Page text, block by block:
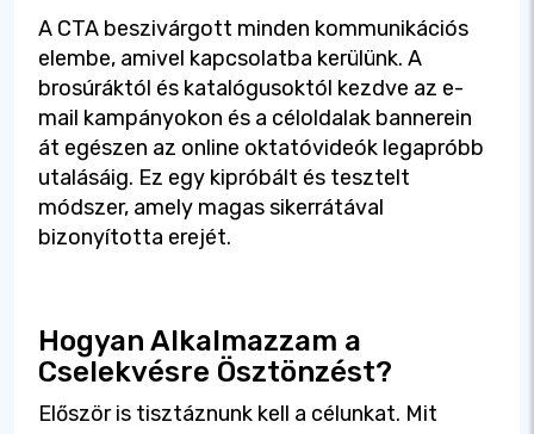
A CTA beszivárgott minden kommunikációs
elembe, amivel kapcsolatba kerülünk. A
brosúráktól és katalógusoktól kezdve az e-
mail kampányokon és a céloldalak bannerein
át egészen az online oktatóvideók legapróbb
utalásáig. Ez egy kipróbált és tesztelt
módszer, amely magas sikerrátával
bizonyította erejét.
Hogyan Alkalmazzam a
Cselekvésre Ösztönzést?
Először is tisztáznunk kell a célunkat. Mit